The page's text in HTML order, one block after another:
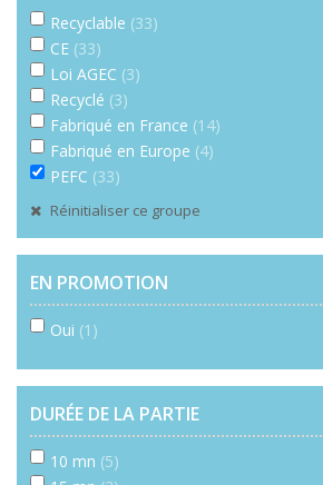
Trier, associer, comparer
Repérage spatial
Calcul, algèbre, numération
Recyclable (33)
CE (33)
Loi AGEC (3)
Recyclé (3)
Fabriqué en France (14)
Fabriqué en Europe (4)
PEFC (33)
Réinitialiser ce groupe
EN PROMOTION
Oui (1)
DURÉE DE LA PARTIE
10 mn (5)